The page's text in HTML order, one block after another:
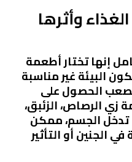
وأثرها
إنها تختار أطعمة
البيئة غير مناسبة
الحصول على
زي الرصاص، الزئبق،
تدخل الجسم، ممكن
الجنين أو التأثير